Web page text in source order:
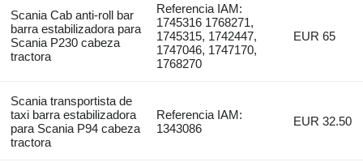
Scania Cab anti-roll bar
barra estabilizadora para
Scania P230 cabeza
tractora
Referencia IAM:
1745316 1768271,
1745315, 1742447,
1747046, 1747170,
1768270
EUR 65
Scania transportista de
taxi barra estabilizadora
para Scania P94 cabeza
tractora
Referencia IAM:
1343086
EUR 32.50